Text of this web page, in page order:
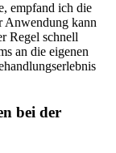
empfand ich die
Anwendung kann
Regel schnell
an die eigenen
bei der